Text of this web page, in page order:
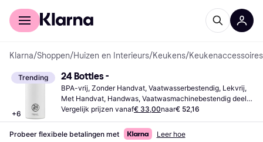
Voor shoppers
Klarna/Shoppen/Huizen en Interieurs/Keukens/Keukenaccessoires
Trending
+6
24 Bottles -
BPA-vrij, Zonder Handvat, Vaatwasserbestendig, Lekvrij,
Met Handvat, Handwas, Vaatwasmachinebestendig deel,
Roestvrij staal, Hout, Siliconen, Plastic, Steengoed, Staal,
Zwart, Wit, Roestvrij Staal, Multikleur, Zilver, Goud, Bruin,
Grijs, Groen, Blauw, Paars, Rood, Natuurlijk, Titanium
Vergelijk prijzen vanaf€ 33,00naar€ 52,16
Probeer flexibele betalingen met Leer hoe